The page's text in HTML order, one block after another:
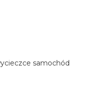
samochód